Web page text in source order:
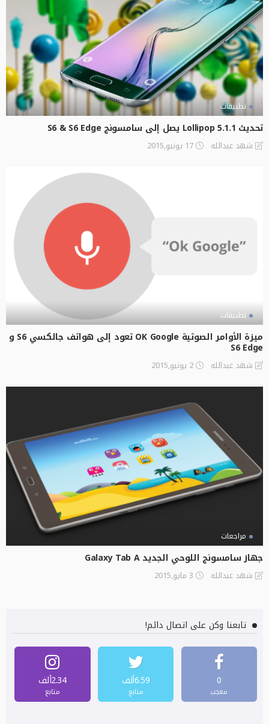
تطبيقات
تحديث Lollipop 5.1.1 يصل إلى سامسونج S6 & S6 Edge
شهد عبدالله 17 يونيو,2015
تطبيقات
ميزة الأوامر الصوتية OK Google تعود إلى هواتف جالكسي S6 و
S6 Edge
شهد عبدالله 2 يونيو,2015
مراجعات
جهاز سامسونج اللوحي الجديد Galaxy Tab A
شهد عبدالله 3 مايو,2015
تابعنا وكن على اتصال دائم!
0
معجب
6.59ألف
متابع
2.34ألف
متابع